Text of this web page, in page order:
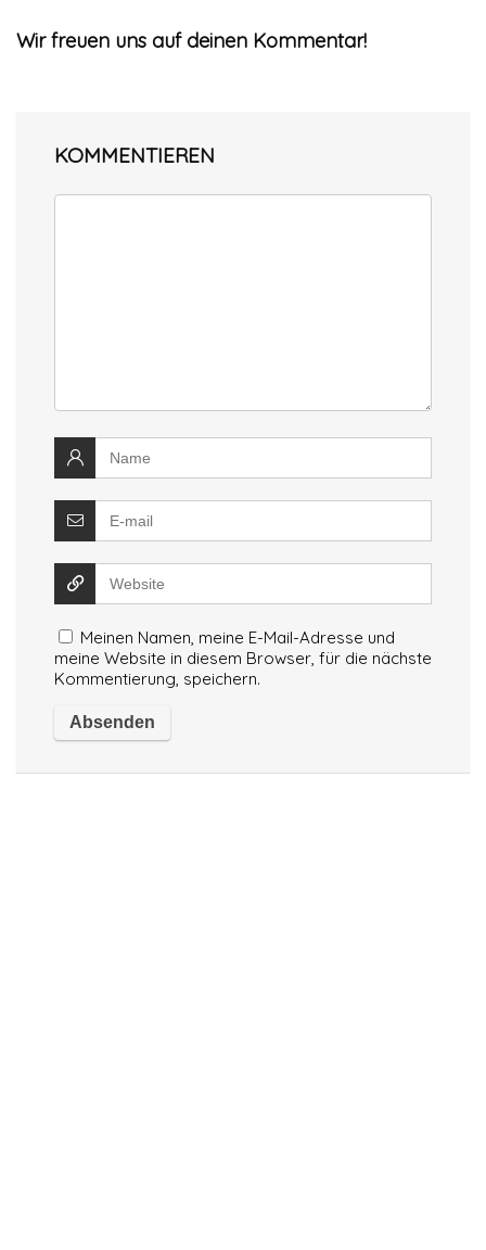
Wir freuen uns auf deinen Kommentar!
KOMMENTIEREN
Meinen Namen, meine E-Mail-Adresse und
meine Website in diesem Browser, für die nächste
Kommentierung, speichern.